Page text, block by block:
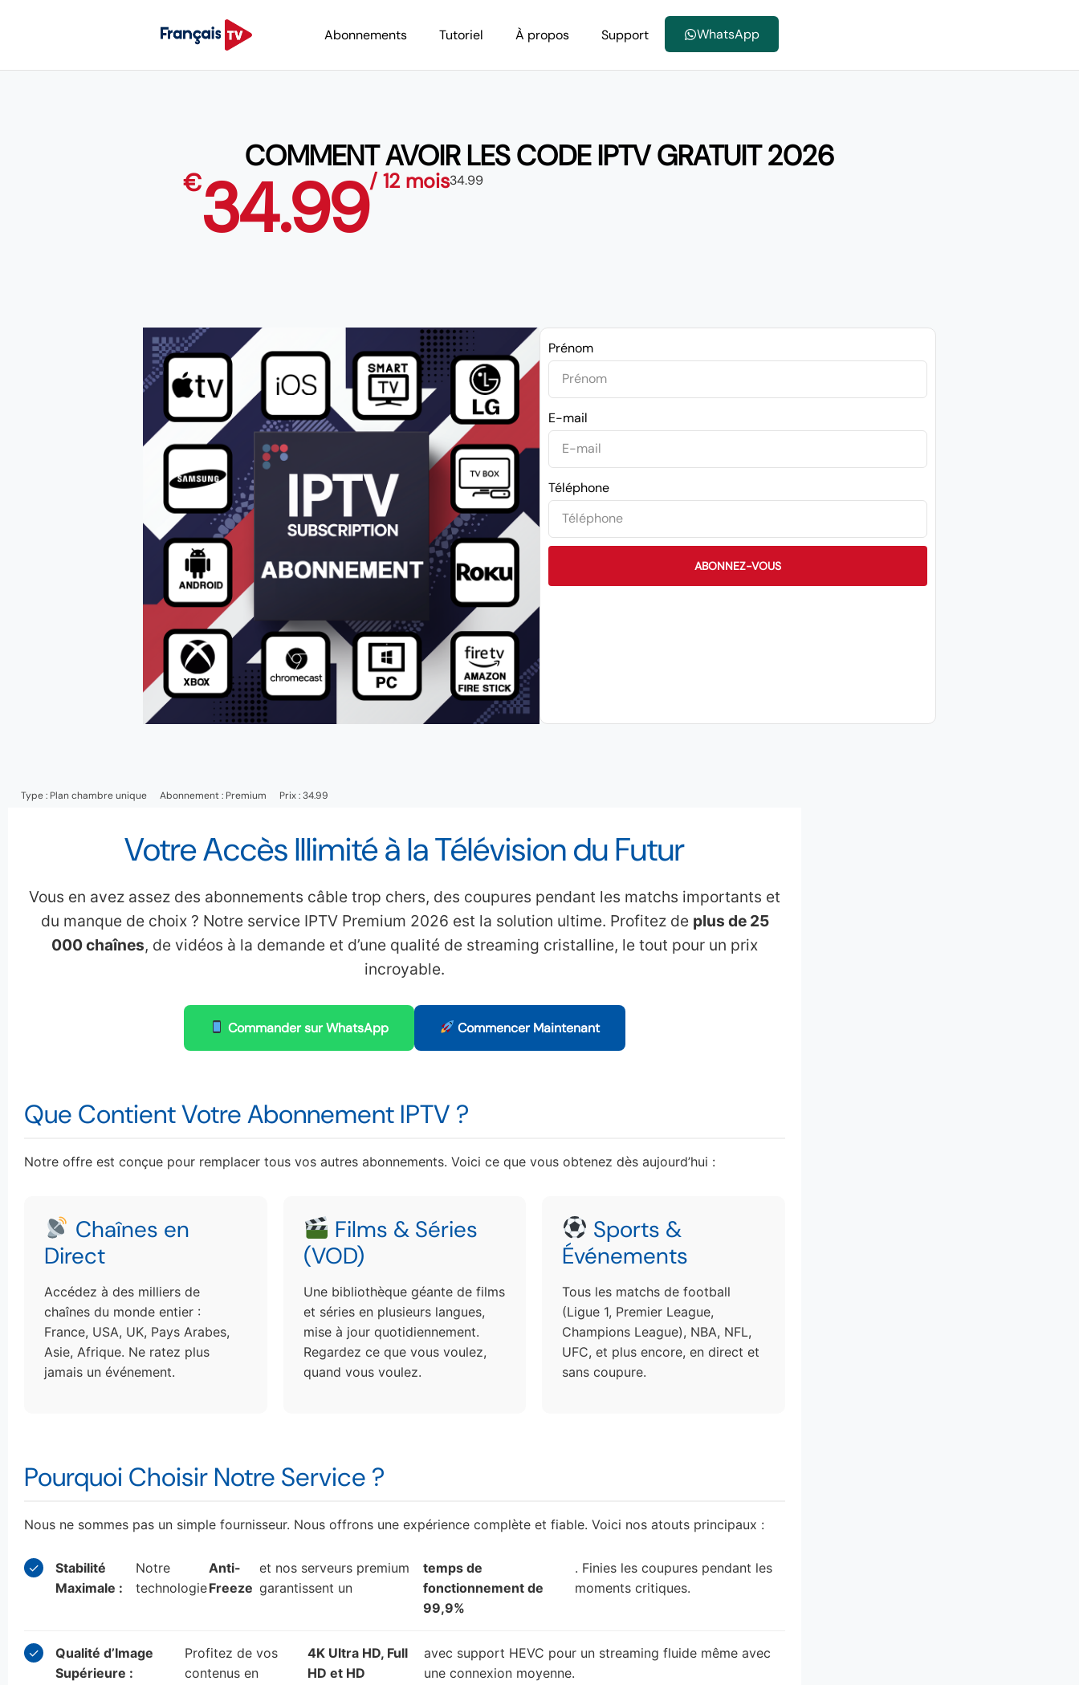
Abonnements Tutoriel À propos Support WhatsApp
COMMENT AVOIR LES CODE IPTV GRATUIT 2026
€34.99/ 12 mois34.99
Prénom
E-mail
Téléphone
ABONNEZ-VOUS
Type : Plan chambre unique Abonnement : Premium Prix : 34.99
Votre Accès Illimité à la Télévision du Futur
Vous en avez assez des abonnements câble trop chers, des coupures pendant les matchs importants et
du manque de choix ? Notre service IPTV Premium 2026 est la solution ultime. Profitez de plus de 25
000 chaînes, de vidéos à la demande et d’une qualité de streaming cristalline, le tout pour un prix
incroyable.
Commander sur WhatsApp Commencer Maintenant
Que Contient Votre Abonnement IPTV ?
Notre offre est conçue pour remplacer tous vos autres abonnements. Voici ce que vous obtenez dès aujourd’hui :
Chaînes en
Direct
Accédez à des milliers de
chaînes du monde entier :
France, USA, UK, Pays Arabes,
Asie, Afrique. Ne ratez plus
jamais un événement.
Films & Séries
(VOD)
Une bibliothèque géante de films
et séries en plusieurs langues,
mise à jour quotidiennement.
Regardez ce que vous voulez,
quand vous voulez.
Sports &
Événements
Tous les matchs de football
(Ligue 1, Premier League,
Champions League), NBA, NFL,
UFC, et plus encore, en direct et
sans coupure.
Pourquoi Choisir Notre Service ?
Nous ne sommes pas un simple fournisseur. Nous offrons une expérience complète et fiable. Voici nos atouts principaux :
✓
Stabilité
Maximale :
Notre
technologie
Anti-
Freeze
et nos serveurs premium
garantissent un
temps de
fonctionnement de
99,9%
. Finies les coupures pendant les
moments critiques.
✓
Qualité d’Image
Supérieure :
Profitez de vos
contenus en
4K Ultra HD, Full
HD et HD
avec support HEVC pour un streaming fluide même avec
une connexion moyenne.